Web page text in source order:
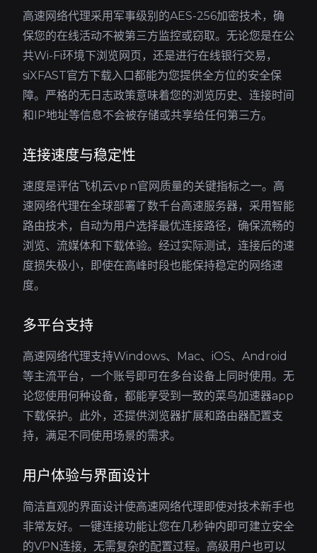
高速网络代理采用军事级别的AES-256加密技术，确
保您的在线活动不被第三方监控或窃取。无论您是在公
共Wi-Fi环境下浏览网页，还是进行在线银行交易，
siXFAST官方下载入口都能为您提供全方位的安全保
障。严格的无日志政策意味着您的浏览历史、连接时间
和IP地址等信息不会被存储或共享给任何第三方。
连接速度与稳定性
速度是评估飞机云vp n官网质量的关键指标之一。高
速网络代理在全球部署了数千台高速服务器，采用智能
路由技术，自动为用户选择最优连接路径，确保流畅的
浏览、流媒体和下载体验。经过实际测试，连接后的速
度损失极小，即使在高峰时段也能保持稳定的网络速
度。
多平台支持
高速网络代理支持Windows、Mac、iOS、Android
等主流平台，一个账号即可在多台设备上同时使用。无
论您使用何种设备，都能享受到一致的菜鸟加速器app
下载保护。此外，还提供浏览器扩展和路由器配置支
持，满足不同使用场景的需求。
用户体验与界面设计
简洁直观的界面设计使高速网络代理即使对技术新手也
非常友好。一键连接功能让您在几秒钟内即可建立安全
的VPN连接，无需复杂的配置过程。高级用户也可以